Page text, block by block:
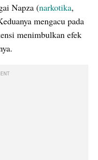
Napza (narkotika,
mengacu pada
menimbulkan efek